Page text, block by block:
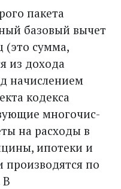
пакета
базовый вычет
(это сумма,
из дохода
начислением
кодекса
многочис­
на расходы в
ипотеки и
производятся по
В